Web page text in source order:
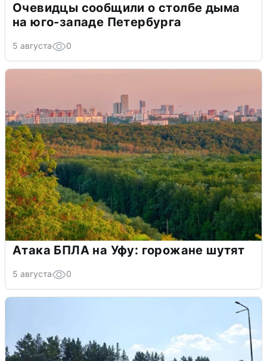
Очевидцы сообщили о столбе дыма
на юго-западе Петербурга
5 августа 0
Атака БПЛА на Уфу: горожане шутят
5 августа 0